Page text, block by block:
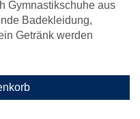
Gymnastikschuhe aus
Badekleidung,
Getränk werden